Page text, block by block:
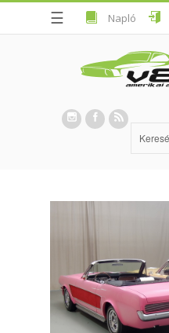
☰ Napló